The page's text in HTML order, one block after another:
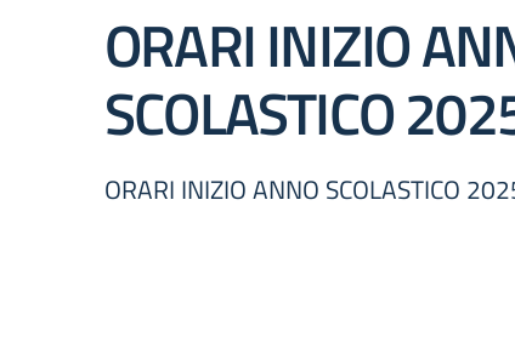
ORARI INIZIO
SCOLASTICO
ORARI INIZIO ANNO SCOLASTICO